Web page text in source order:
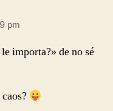
pm
importa?» de no sé